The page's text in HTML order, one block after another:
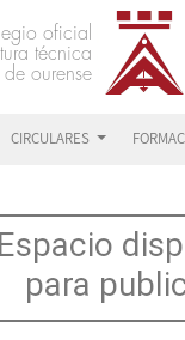
CIRCULARES